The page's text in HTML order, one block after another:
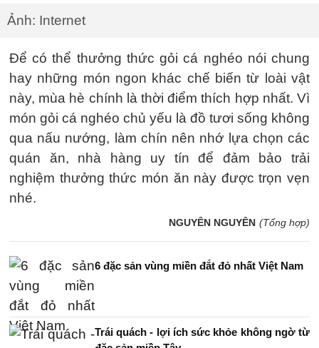
Ảnh: Internet
Để có thể thưởng thức gỏi cá nghéo nói chung
hay những món ngon khác chế biến từ loài vật
này, mùa hè chính là thời điểm thích hợp nhất. Vì
món gỏi cá nghéo chủ yếu là đồ tươi sống không
qua nấu nướng, làm chín nên nhớ lựa chọn các
quán ăn, nhà hàng uy tín để đảm bảo trải
nghiệm thưởng thức món ăn này được trọn vẹn
nhé.
NGUYÊN NGUYÊN (Tổng hợp)
6 đặc sản vùng miền đắt đỏ nhất Việt Nam
Trái quách - lợi ích sức khỏe không ngờ từ